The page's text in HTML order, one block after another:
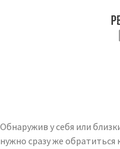
Обнаружив у себя или
нужно сразу же